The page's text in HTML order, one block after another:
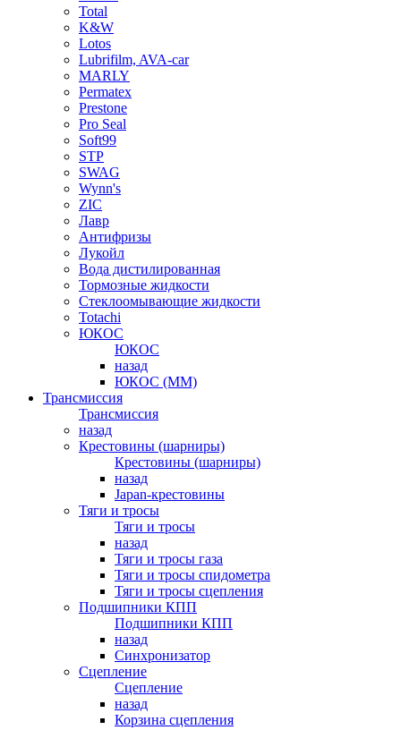
Total
K&W
Lotos
Lubrifilm, AVA-car
MARLY
Permatex
Prestone
Pro Seal
Soft99
STP
SWAG
Wynn's
ZIC
Лавр
Антифризы
Лукойл
Вода дистилированная
Тормозные жидкости
Стеклоомывающие жидкости
Totachi
ЮКОС
ЮКОС
назад
ЮКОС (ММ)
Трансмиссия
Трансмиссия
назад
Крестовины (шарниры)
Крестовины (шарниры)
назад
Japan-крестовины
Тяги и тросы
Тяги и тросы
назад
Тяги и тросы газа
Тяги и тросы спидометра
Тяги и тросы сцепления
Подшипники КПП
Подшипники КПП
назад
Синхронизатор
Сцепление
Сцепление
назад
Корзина сцепления